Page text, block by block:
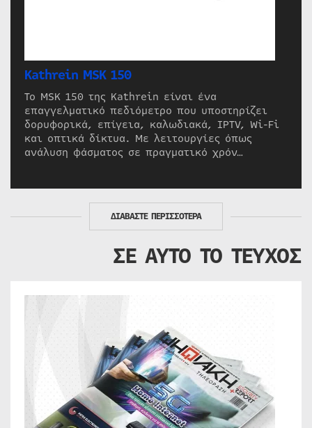
Kathrein MSK 150
Το MSK 150 της Kathrein είναι ένα
επαγγελματικό πεδιόμετρο που υποστηρίζει
δορυφορικά, επίγεια, καλωδιακά, IPTV, Wi-Fi
και οπτικά δίκτυα. Με λειτουργίες όπως
ανάλυση φάσματος σε πραγματικό χρόν…
ΔΙΑΒΑΣΤΕ ΠΕΡΙΣΣΟΤΕΡΑ
ΣΕ ΑΥΤΟ ΤΟ ΤΕΥΧΟΣ